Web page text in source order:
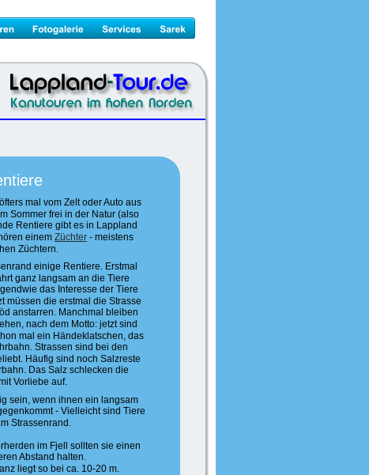
mal vom Zelt oder Auto aus
Sommer frei in der Natur (also
Rentiere gibt es in Lappland
einem Züchter - meistens
Züchtern.
einige Rentiere. Erstmal
ganz langsam an die Tiere
das Interesse der Tiere
müssen die erstmal die Strasse
anstarren. Manchmal bleiben
nach dem Motto: jetzt sind
mal ein Händeklatschen, das
Strassen sind bei den
Häufig sind noch Salzreste
Das Salz schlecken die
Vorliebe auf.
sein, wenn ihnen ein langsam
- Vielleicht sind Tiere
Strassenrand.
im Fjell sollten sie einen
Abstand halten.
liegt so bei ca. 10-20 m.